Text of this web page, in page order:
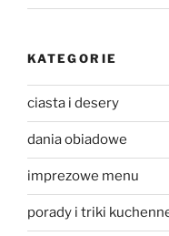
KATEGORIE
ciasta i desery
dania obiadowe
imprezowe menu
porady i triki